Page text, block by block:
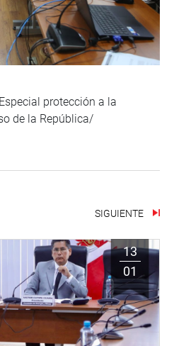
protección a la
de la República/
SIGUIENTE
13
01